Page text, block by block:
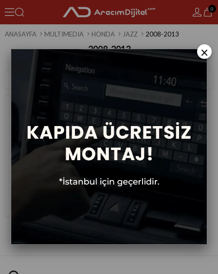
0
ANASAYFA MULTIMEDIA HONDA JAZZ 2008-2013
2008-2013
Filtreleme
×